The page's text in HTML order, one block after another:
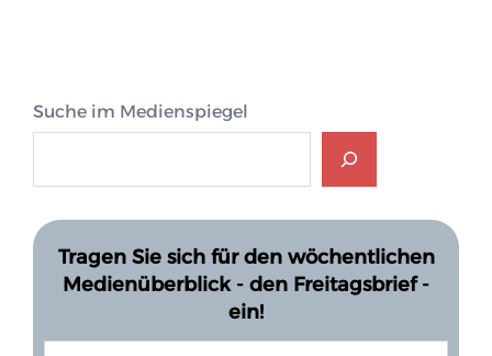
Suche im Medienspiegel
Tragen Sie sich für den wöchentlichen
Medienüberblick - den Freitagsbrief -
ein!